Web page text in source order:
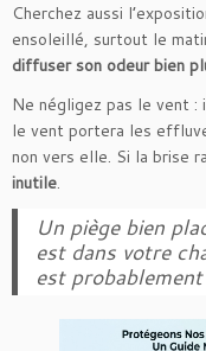
Cherchez aussi
ensoleillé, surtout le
diffuser son odeur bien
Ne négligez pas le vent
le vent portera les
non vers elle. Si la brise
inutile.
Un piège bien
est dans votre
est